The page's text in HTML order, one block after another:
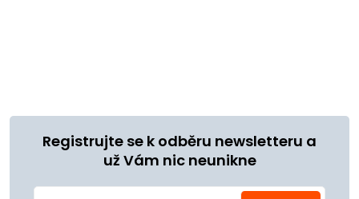
Registrujte se k odběru newsletteru a
už Vám nic neunikne